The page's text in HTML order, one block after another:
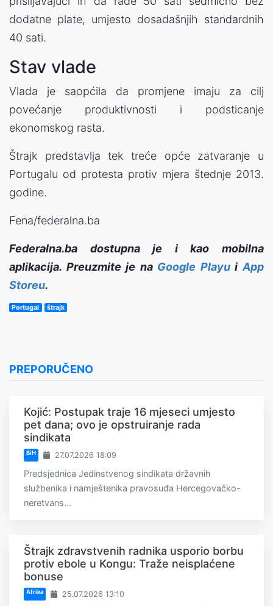
dodatne plate, umjesto dosadašnjih standardnih
40 sati.
Stav vlade
Vlada je saopćila da promjene imaju za cilj
povećanje produktivnosti i podsticanje
ekonomskog rasta.
Štrajk predstavlja tek treće opće zatvaranje u
Portugalu od protesta protiv mjera štednje 2013.
godine.
Fena/federalna.ba
Federalna.ba dostupna je i kao mobilna
aplikacija. Preuzmite je na Google PlayuiApp
Storeu.
Portugal štrajk
PREPORUČENO
Kojić: Postupak traje 16 mjeseci umjesto
pet dana; ovo je opstruiranje rada
sindikata
BiH 27.07.2026 18:09
Predsjednica Jedinstvenog sindikata državnih
službenika i namještenika pravosuđa Hercegovačko-
neretvans...
Štrajk zdravstvenih radnika usporio borbu
protiv ebole u Kongu: Traže neisplaćene
bonuse
Afrika 25.07.2026 13:10